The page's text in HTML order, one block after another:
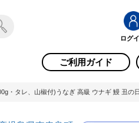
ログ
ご利用ガイド
・タレ、山椒付)うなぎ 高級 ウナギ 鰻 丑